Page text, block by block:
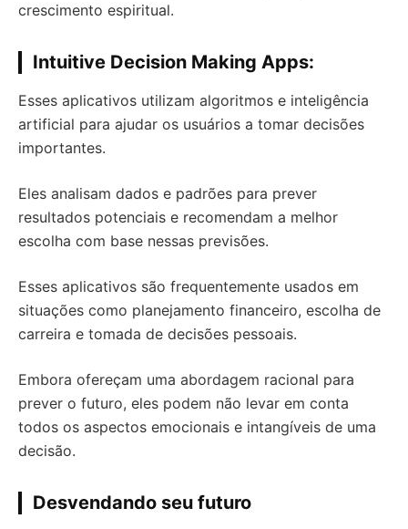
crescimento espiritual.
Intuitive Decision Making Apps:
Esses aplicativos utilizam algoritmos e inteligência
artificial para ajudar os usuários a tomar decisões
importantes.
Eles analisam dados e padrões para prever
resultados potenciais e recomendam a melhor
escolha com base nessas previsões.
Esses aplicativos são frequentemente usados ​​em
situações como planejamento financeiro, escolha de
carreira e tomada de decisões pessoais.
Embora ofereçam uma abordagem racional para
prever o futuro, eles podem não levar em conta
todos os aspectos emocionais e intangíveis de uma
decisão.
Desvendando seu futuro